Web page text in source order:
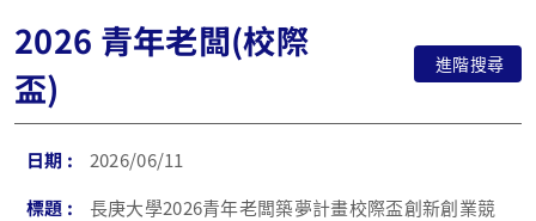
2026 青年老闆(校際
盃)
進階搜尋
2026/06/11
長庚大學2026青年老闆築夢計畫校際盃創新創業競